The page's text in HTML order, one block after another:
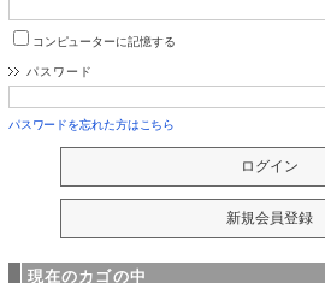
コンピューターに記憶する
パスワード
パスワードを忘れた方はこちら
現在のカゴの中